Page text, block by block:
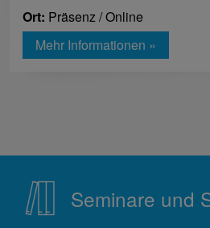
Ort: Präsenz / Online
Mehr Informationen »
Seminare und